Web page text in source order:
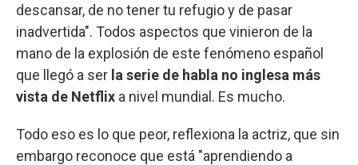
descansar, de no tener tu refugio y de pasar
inadvertida". Todos aspectos que vinieron de la
mano de la explosión de este fenómeno español
que llegó a ser la serie de habla no inglesa más
vista de Netflix a nivel mundial. Es mucho.
Todo eso es lo que peor, reflexiona la actriz, que sin
embargo reconoce que está "aprendiendo a